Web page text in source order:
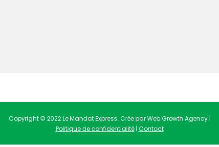
Copyright © 2022 Le Mandat Express. Crée par Web Growth Agency |
Politique de confidentialité| Contact